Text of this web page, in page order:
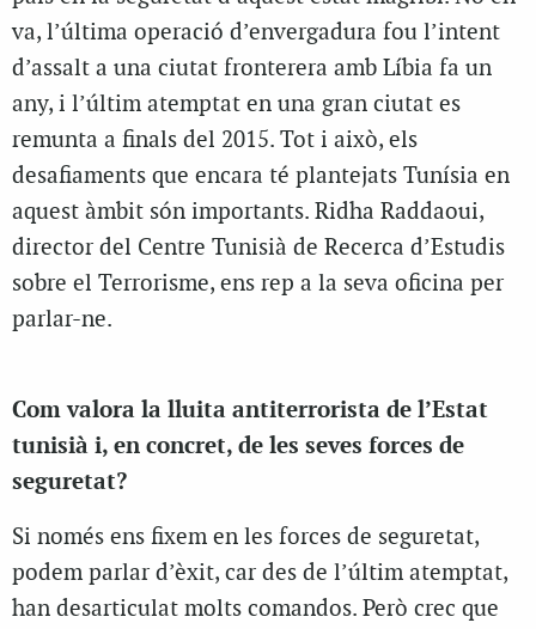
va, l’última operació d’envergadura fou l’intent
d’assalt a una ciutat fronterera amb Líbia fa un
any, i l’últim atemptat en una gran ciutat es
remunta a finals del 2015. Tot i això, els
desafiaments que encara té plantejats Tunísia en
aquest àmbit són importants. Ridha Raddaoui,
director del Centre Tunisià de Recerca d’Estudis
sobre el Terrorisme, ens rep a la seva oficina per
parlar-ne.
Com valora la lluita antiterrorista de l’Estat
tunisià i, en concret, de les seves forces de
seguretat?
Si només ens fixem en les forces de seguretat,
podem parlar d’èxit, car des de l’últim atemptat,
han desarticulat molts comandos. Però crec que